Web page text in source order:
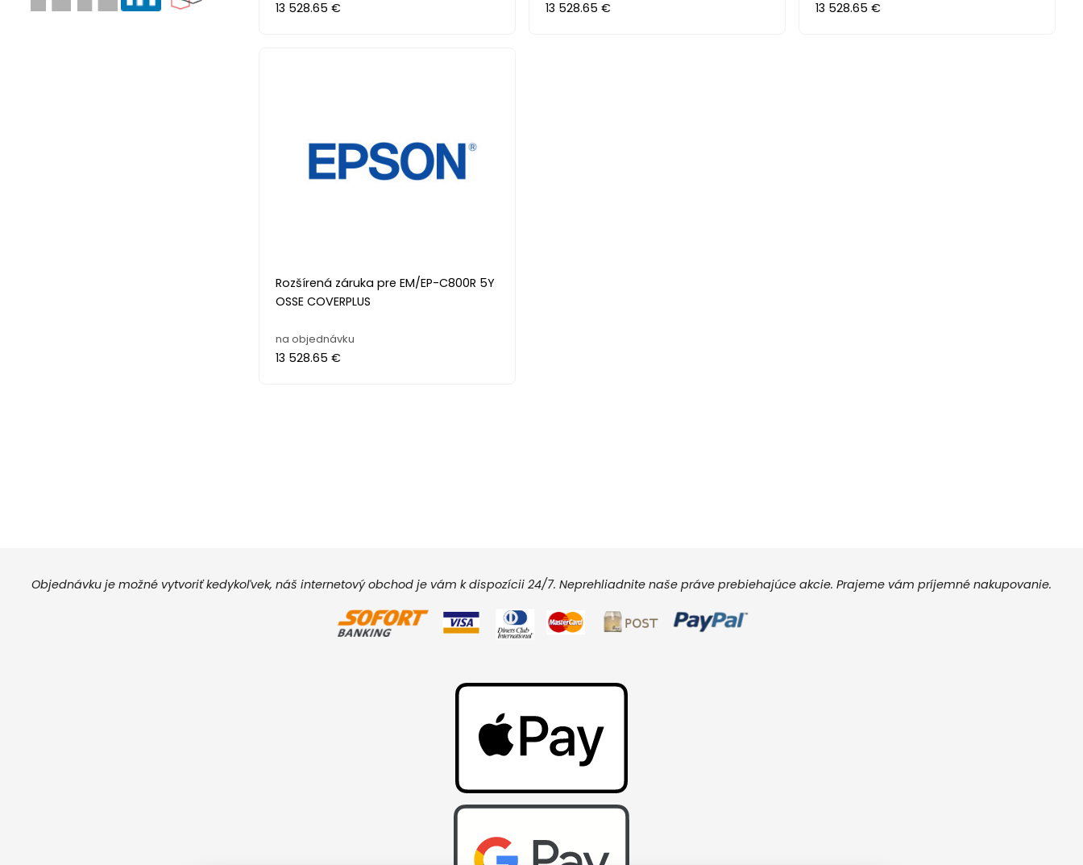
13 528.65 € 13 528.65 € 13 528.65 €
Rozšírená záruka pre EM/EP-C800R 5Y
OSSE COVERPLUS
na objednávku
13 528.65 €
Objednávku je možné vytvoriť kedykoľvek, náš internetový obchod je vám k dispozícii 24/7. Neprehliadnite naše práve prebiehajúce akcie. Prajeme vám príjemné nakupovanie.